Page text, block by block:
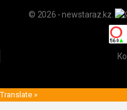
© 2026 - newstaraz.kz.
Translate »